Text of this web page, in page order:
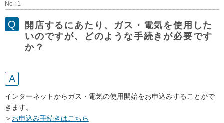
No : 1
開店するにあたり、ガス・電気を使用した
いのですが、どのような手続きが必要です
か？
インターネットからガス・電気の使用開始をお申込みすることがで
きます。
＞ お申込み手続きはこちら